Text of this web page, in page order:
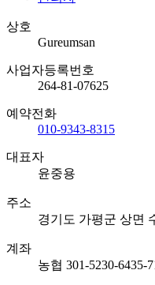
상호
Gureumsan
사업자등록번호
264-81-07625
예약전화
010-9343-8315
대표자
윤중용
주소
경기도 가평군 상면
계좌
농협 301-5230-